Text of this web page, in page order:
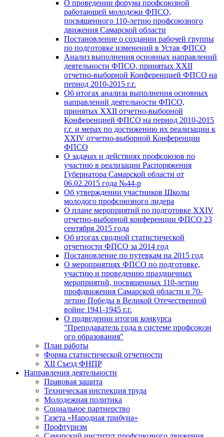
О проведении форума профсоюзной
работающей молодежи ФПСО,
посвященного 110-летию профсоюзного
движения Самарской области
Постановление о создании рабочей группы
по подготовке изменений в Устав ФПСО
Анализ выполнения основных направлений
деятельности ФПСО, принятых XXII
отчетно-выборной Конференцией ФПСО на
период 2010-2015 г.г.
Об итогах анализа выполнения основных
направлений деятельности ФПСО,
принятых XXII отчетно-выборной
Конференцией ФПСО на период 2010-2015
г.г. и мерах по достижению их реализации к
XXIV отчетно-выборной Конференции
ФПСО
О задачах и действиях профсоюзов по
участию в реализации Распоряжения
Губернатора Самарской области от
06.02.2015 года №44-р
Об утверждении участников Школы
молодого профсоюзного лидера
О плане мероприятий по подготовке XXIV
отчетно-выборной конференции ФПСО 23
сентября 2015 года
Об итогах сводной статистической
отчетности ФПСО за 2014 год
Постановление по путевкам на 2015 год
О мероприятиях ФПСО по подготовке,
участию и проведению праздничных
мероприятий, посвященных 110-летию
профдвижения Самарской области и 70-
летию Победы в Великой Отечественной
войне 1941-1945 г.г.
О подведении итогов конкурса
"Преподаватель года в системе профсоюзн
ого образования"
План работы
Форма статистической отчетности
XII Съезд ФНПР
Направления деятельности
Правовая защита
Техническая инспекция труда
Молодежная политика
Социальное партнерство
Газета «Народная трибуна»
Профтуризм